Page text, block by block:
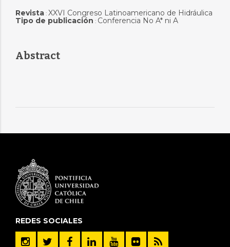
Revista: XXVI Congreso Latinoamericano de Hidráulica
Tipo de publicación : Conferencia No A* ni A
Abstract
REDES SOCIALES